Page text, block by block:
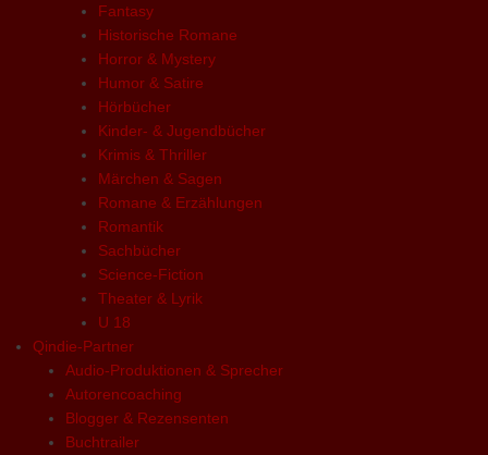
Fantasy
Historische Romane
Horror & Mystery
Humor & Satire
Hörbücher
Kinder- & Jugendbücher
Krimis & Thriller
Märchen & Sagen
Romane & Erzählungen
Romantik
Sachbücher
Science-Fiction
Theater & Lyrik
U 18
Qindie-Partner
Audio-Produktionen & Sprecher
Autorencoaching
Blogger & Rezensenten
Buchtrailer